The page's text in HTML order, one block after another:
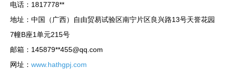
电话：1817778**
地址：中国（广西）自由贸易试验区南宁片区良兴路13号天誉花园
7幢B座1单元215号
邮箱：145879**455@qq.com
网址： www.hathgpj.com